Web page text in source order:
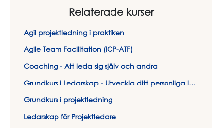
Relaterade kurser
Agil projektledning i praktiken
Agile Team Facilitation (ICP-ATF)
Coaching - Att leda sig själv och andra
Grundkurs i Ledarskap - Utveckla ditt personliga ledarskap
Grundkurs i projektledning
Ledarskap för Projektledare